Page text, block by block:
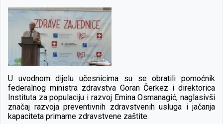
U uvodnom dijelu učesnicima su se obratili pomoćnik
federalnog ministra zdravstva Goran Čerkez i direktorica
Instituta za populaciju i razvoj Emina Osmanagić, naglasivši
značaj razvoja preventivnih zdravstvenih usluga i jačanja
kapaciteta primarne zdravstvene zaštite.